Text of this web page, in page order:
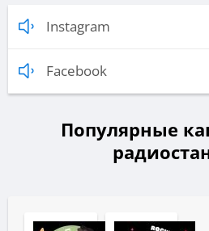
Instagram
Facebook
Популярные